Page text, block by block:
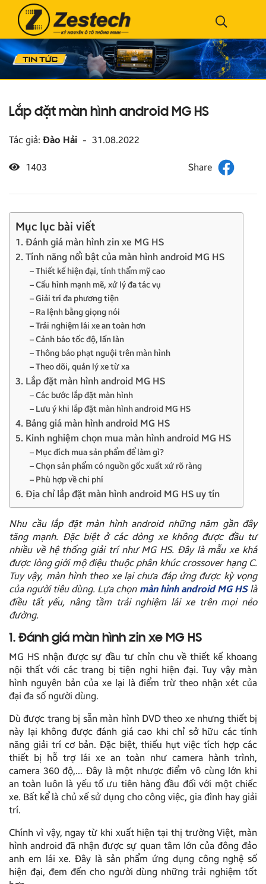
Lắp đặt màn hình android MG HS
Tác giả: Đào Hải - 31.08.2022
1403
Mục lục bài viết
1. Đánh giá màn hình zin xe MG HS
2. Tính năng nổi bật của màn hình android MG HS
– Thiết kế hiện đại, tính thẩm mỹ cao
– Cấu hình mạnh mẽ, xử lý đa tác vụ
– Giải trí đa phương tiện
– Ra lệnh bằng giọng nói
– Trải nghiệm lái xe an toàn hơn
– Cảnh báo tốc độ, lấn làn
– Thông báo phạt nguội trên màn hình
– Theo dõi, quản lý xe từ xa
3. Lắp đặt màn hình android MG HS
– Các bước lắp đặt màn hình
– Lưu ý khi lắp đặt màn hình android MG HS
4. Bảng giá màn hình android MG HS
5. Kinh nghiệm chọn mua màn hình android MG HS
– Mục đích mua sản phẩm để làm gì?
– Chọn sản phẩm có nguồn gốc xuất xứ rõ ràng
– Phù hợp về chi phí
6. Địa chỉ lắp đặt màn hình android MG HS uy tín
Nhu cầu lắp đặt màn hình android những năm gần đây
tăng mạnh. Đặc biệt ở các dòng xe không được đầu tư
nhiều về hệ thống giải trí như MG HS. Đây là mẫu xe khá
được lòng giới mộ điệu thuộc phân khúc crossover hạng C.
Tuy vậy, màn hình theo xe lại chưa đáp ứng được kỳ vọng
của người tiêu dùng. Lựa chọn màn hình android MG HSlà
điều tất yếu, nâng tầm trải nghiệm lái xe trên mọi nẻo
đường.
1. Đánh giá màn hình zin xe MG HS
MG HS nhận được sự đầu tư chỉn chu về thiết kế khoang
nội thất với các trang bị tiện nghi hiện đại. Tuy vậy màn
hình nguyên bản của xe lại là điểm trừ theo nhận xét của
đại đa số người dùng.
Dù được trang bị sẵn màn hình DVD theo xe nhưng thiết bị
này lại không được đánh giá cao khi chỉ sở hữu các tính
năng giải trí cơ bản. Đặc biệt, thiếu hụt việc tích hợp các
thiết bị hỗ trợ lái xe an toàn như camera hành trình,
camera 360 độ,… Đây là một nhược điểm vô cùng lớn khi
an toàn luôn là yếu tố ưu tiên hàng đầu đối với một chiếc
xe. Bất kể là chủ xế sử dụng cho công việc, gia đình hay giải
trí.
Chính vì vậy, ngay từ khi xuất hiện tại thị trường Việt, màn
hình android đã nhận được sự quan tâm lớn của đông đảo
anh em lái xe. Đây là sản phẩm ứng dụng công nghệ số
hiện đại, đem đến cho người dùng những trải nghiệm tốt